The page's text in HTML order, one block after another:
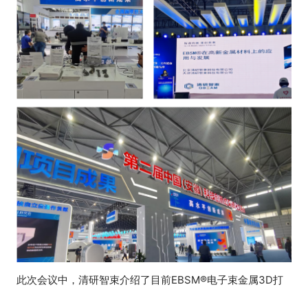
此次会议中，清研智束介绍了目前EBSM®电子束金属3D打